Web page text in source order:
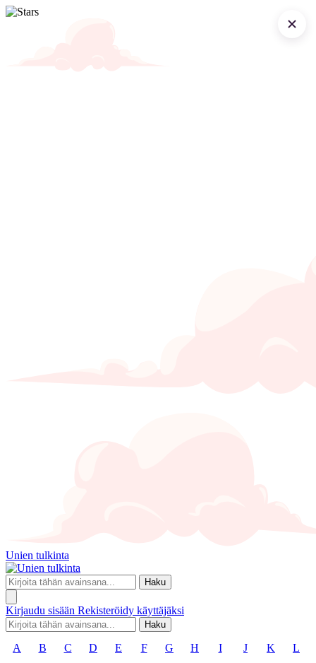
Unien tulkinta
Haku
Kirjaudu sisään Rekisteröidy käyttäjäksi
Haku
A B C D E F G H I J K L